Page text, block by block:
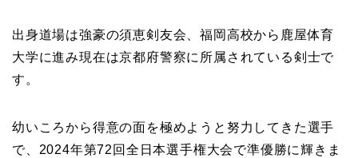
出身道場は強豪の須恵剣友会、福岡高校から鹿屋体育
大学に進み現在は京都府警察に所属されている剣士で
す。
幼いころから得意の面を極めようと努力してきた選手
で、2024年第72回全日本選手権大会で準優勝に輝きま